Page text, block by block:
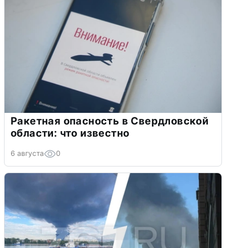
Ракетная опасность в Свердловской
области: что известно
6 августа 0